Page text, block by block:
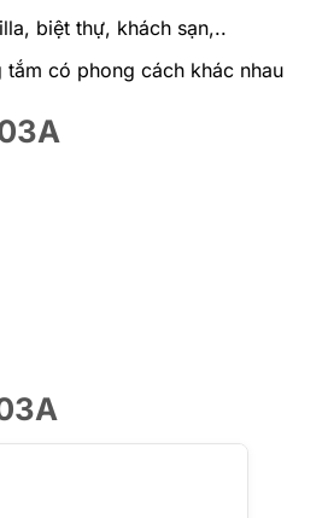
biệt thự, khách sạn,..
có phong cách khác nhau